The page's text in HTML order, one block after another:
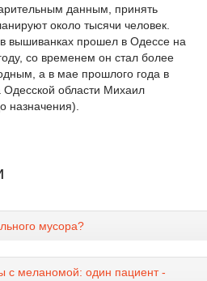
данным, принять
около тысячи человек.
прошел в Одессе на
со временем он стал более
а в мае прошлого года в
Одесской области Михаил
назначения).
мусора?
с меланомой: один пациент -